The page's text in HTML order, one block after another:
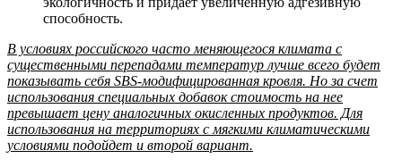
способность.
В условиях российского часто меняющегося климата с
существенными перепадами температур лучше всего будет
показывать себя SBS-модифицированная кровля. Но за счет
использования специальных добавок стоимость на нее
превышает цену аналогичных окисленных продуктов. Для
использования на территориях с мягкими климатическими
условиями подойдет и второй вариант.